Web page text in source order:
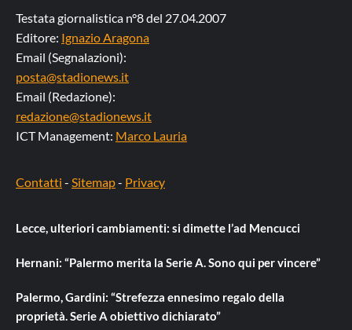
Testata giornalistica n°8 del 27.04.2007
Editore: Ignazio Aragona
Email (Segnalazioni):
posta@stadionews.it
Email (Redazione):
redazione@stadionews.it
ICT Management: Marco Lauria
Contatti - Sitemap- Privacy
Lecce, ulteriori cambiamenti: si dimette l’ad Mencucci
Hernani: “Palermo merita la Serie A. Sono qui per vincere”
Palermo, Gardini: “Strefezza ennesimo regalo della
proprietà. Serie A obiettivo dichiarato”